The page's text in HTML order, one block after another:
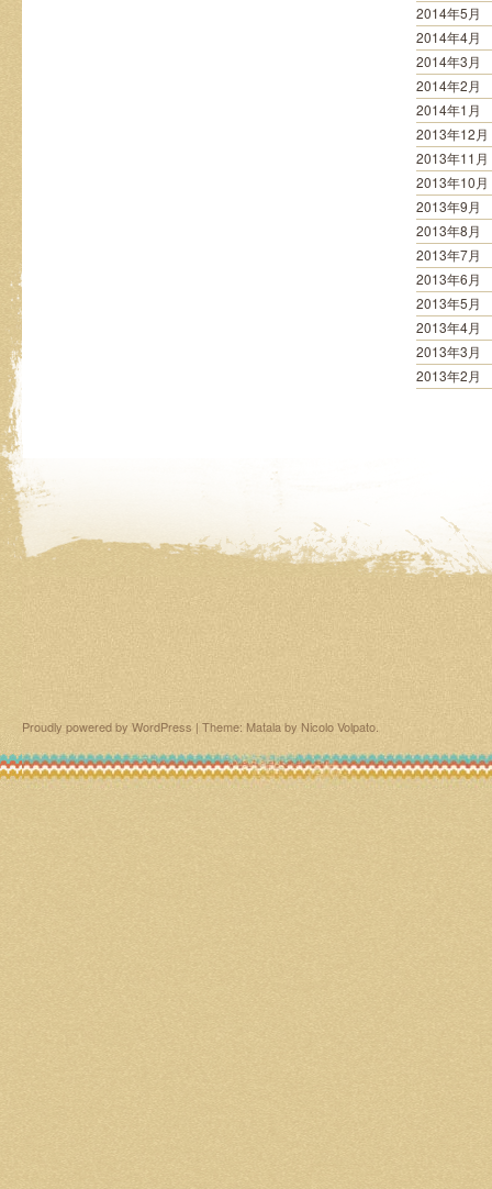
2014年5月
2014年4月
2014年3月
2014年2月
2014年1月
2013年12月
2013年11月
2013年10月
2013年9月
2013年8月
2013年7月
2013年6月
2013年5月
2013年4月
2013年3月
2013年2月
Proudly powered by WordPress | Theme: Matala by Nicolo Volpato